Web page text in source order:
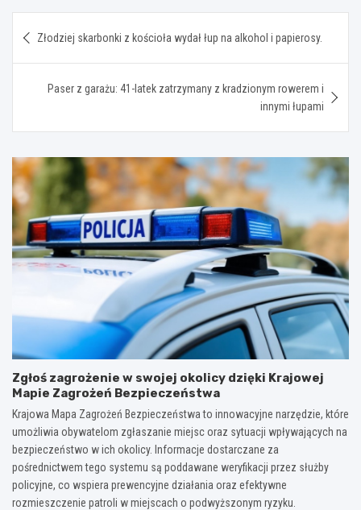
wpisu
Złodziej skarbonki z kościoła wydał łup na alkohol i papierosy.
Paser z garażu: 41-latek zatrzymany z kradzionym rowerem i
innymi łupami
Zgłoś zagrożenie w swojej okolicy dzięki Krajowej
Mapie Zagrożeń Bezpieczeństwa
Krajowa Mapa Zagrożeń Bezpieczeństwa to innowacyjne narzędzie, które
umożliwia obywatelom zgłaszanie miejsc oraz sytuacji wpływających na
bezpieczeństwo w ich okolicy. Informacje dostarczane za
pośrednictwem tego systemu są poddawane weryfikacji przez służby
policyjne, co wspiera prewencyjne działania oraz efektywne
rozmieszczenie patroli w miejscach o podwyższonym ryzyku.